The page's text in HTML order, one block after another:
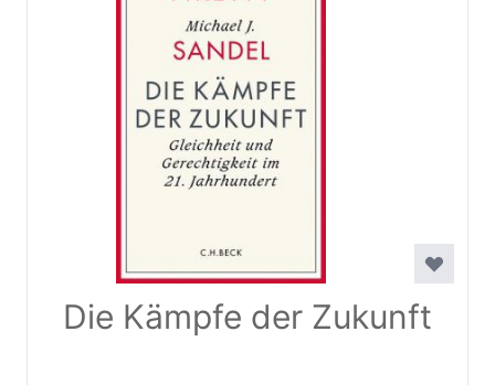
Die Kämpfe der Zukunft